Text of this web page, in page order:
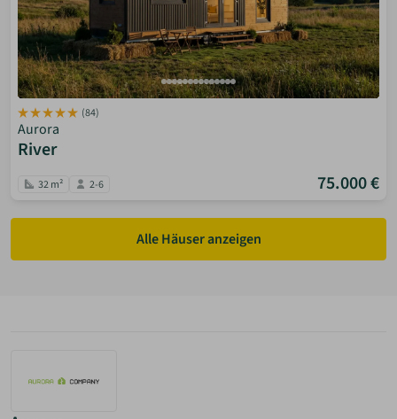
(84)
Aurora
River
32 m² 2-6 75.000 €
Alle Häuser anzeigen